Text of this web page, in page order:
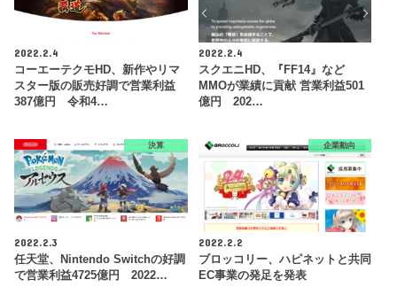
2022.2.4
コーエーテクモHD、新作やリマ
スター版の販売好調で営業利益
387億円 令和4…
2022.2.4
スクエニHD、『FF14』など
MMOが業績に貢献 営業利益501
億円 202…
決算
2022.2.3
任天堂、Nintendo Switchの好調
で営業利益4725億円 2022…
企業動向
2022.2.2
ブロッコリー、ハピネットと共同
EC事業の発足を発表